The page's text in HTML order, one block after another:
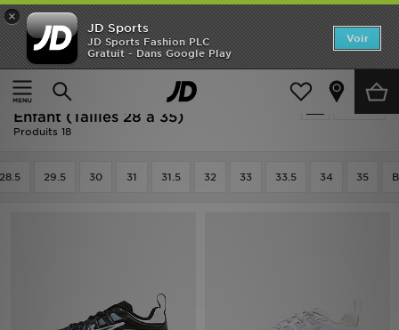
×
JD Sports
JD Sports Fashion PLC
Gratuit - Dans Google Play
Voir
Accueil
Enfant Chaussures Enfant (Tailles 28 à 35)
Soldes | Enfant - Nike Chaussures
Enfant (Tailles 28 à 35)
Produits 18
28.5 29.5 30 31 31.5 32 33 33.5 34 35
Accueil
Nouveautés
Homme